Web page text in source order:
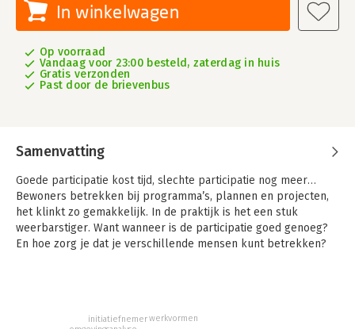
In winkelwagen
Op voorraad
Vandaag voor 23:00 besteld, zaterdag in huis
Gratis verzonden
Past door de brievenbus
Samenvatting
Goede participatie kost tijd, slechte participatie nog meer…
Bewoners betrekken bij programma’s, plannen en projecten,
het klinkt zo gemakkelijk. In de praktijk is het een stuk
weerbarstiger. Want wanneer is de participatie goed genoeg?
En hoe zorg je dat je verschillende mensen kunt betrekken?
gebeuren. Het geeft antwoord op de vragen die professionals
initiatiefnemerwerkvormen